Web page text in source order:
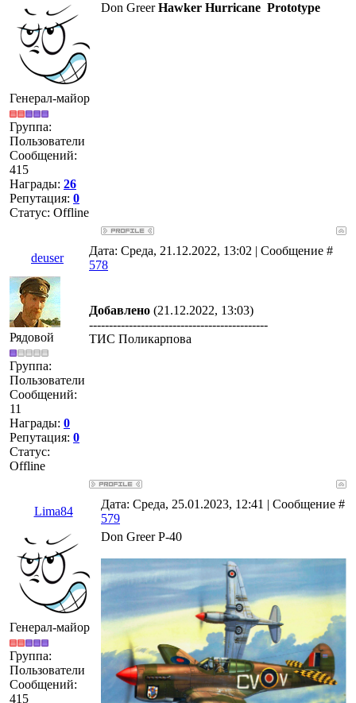
Генерал-майор
Группа:
Пользователи
Сообщений:
415
Награды: 26
Репутация: 0
Статус: Offline
Don GreerHawker Hurricane Prototype
deuser
Дата: Среда, 21.12.2022, 13:02 | Сообщение #
578
Рядовой
Группа:
Пользователи
Сообщений:
11
Награды: 0
Репутация: 0
Статус:
Offline
Добавлено (21.12.2022, 13:03)
---------------------------------------------
ТИС Поликарпова
Lima84
Дата: Среда, 25.01.2023, 12:41 | Сообщение #
579
Генерал-майор
Группа:
Пользователи
Сообщений:
415
Don Greer P-40